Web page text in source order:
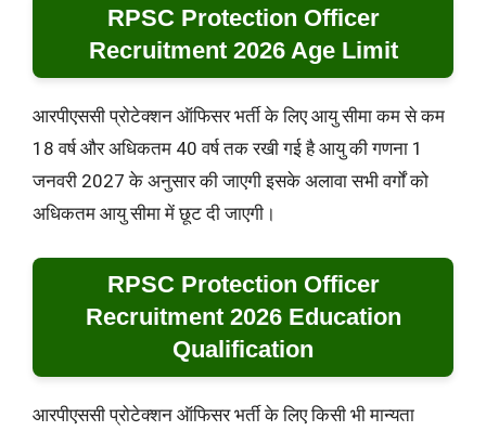
RPSC Protection Officer
Recruitment 2026 Age Limit
आरपीएससी प्रोटेक्शन ऑफिसर भर्ती के लिए आयु सीमा कम से कम
18 वर्ष और अधिकतम 40 वर्ष तक रखी गई है आयु की गणना 1
जनवरी 2027 के अनुसार की जाएगी इसके अलावा सभी वर्गों को
अधिकतम आयु सीमा में छूट दी जाएगी।
RPSC Protection Officer
Recruitment 2026 Education
Qualification
आरपीएससी प्रोटेक्शन ऑफिसर भर्ती के लिए किसी भी मान्यता